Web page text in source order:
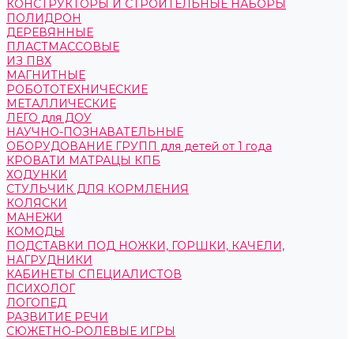
КОНСТРУКТОРЫ И СТРОИТЕЛЬНЫЕ НАБОРЫ
ПОЛИДРОН
ДЕРЕВЯННЫЕ
ПЛАСТМАССОВЫЕ
ИЗ ПВХ
МАГНИТНЫЕ
РОБОТОТЕХНИЧЕСКИЕ
МЕТАЛЛИЧЕСКИЕ
ЛЕГО для ДОУ
НАУЧНО-ПОЗНАВАТЕЛЬНЫЕ
ОБОРУДОВАНИЕ ГРУПП для детей от 1 года
КРОВАТИ МАТРАЦЫ КПБ
ХОДУНКИ
СТУЛЬЧИК ДЛЯ КОРМЛЕНИЯ
КОЛЯСКИ
МАНЕЖИ
КОМОДЫ
ПОДСТАВКИ ПОД НОЖКИ, ГОРШКИ, КАЧЕЛИ,
НАГРУДНИКИ
КАБИНЕТЫ СПЕЦИАЛИСТОВ
ПСИХОЛОГ
ЛОГОПЕД
РАЗВИТИЕ РЕЧИ
СЮЖЕТНО-РОЛЕВЫЕ ИГРЫ